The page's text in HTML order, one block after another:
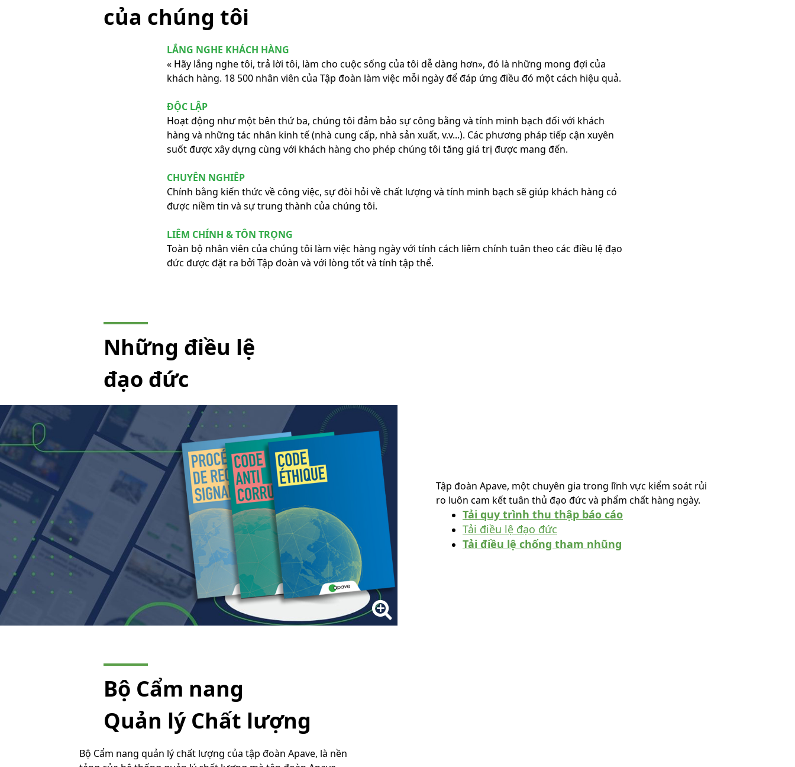
của chúng tôi
LẮNG NGHE KHÁCH HÀNG
« Hãy lắng nghe tôi, trả lời tôi, làm cho cuộc sống của tôi dễ dàng hơn», đó là những mong đợi của
khách hàng. 18 500 nhân viên của Tập đoàn làm việc mỗi ngày để đáp ứng điều đó một cách hiệu quả.
ĐỘC LẬP
Hoạt động như một bên thứ ba, chúng tôi đảm bảo sự công bằng và tính minh bạch đối với khách
hàng và những tác nhân kinh tế (nhà cung cấp, nhà sản xuất, v.v...). Các phương pháp tiếp cận xuyên
suốt được xây dựng cùng với khách hàng cho phép chúng tôi tăng giá trị được mang đến.
CHUYÊN NGHIÊP
Chính bằng kiến thức về công việc, sự đòi hỏi về chất lượng và tính minh bạch sẽ giúp khách hàng có
được niềm tin và sự trung thành của chúng tôi.
LIÊM CHÍNH & TÔN TRỌNG
Toàn bộ nhân viên của chúng tôi làm việc hàng ngày với tính cách liêm chính tuân theo các điều lệ đạo
đức được đặt ra bởi Tập đoàn và với lòng tốt và tính tập thể.
Những điều lệ
đạo đức
Tập đoàn Apave, một chuyên gia trong lĩnh vực kiểm soát rủi
ro luôn cam kết tuân thủ đạo đức và phẩm chất hàng ngày.
Tải quy trình thu thập báo cáo
Tải điều lệ đạo đức
Tải điều lệ chống tham nhũng
Bộ Cẩm nang
Quản lý Chất lượng
Bộ Cẩm nang quản lý chất lượng của tập đoàn Apave, là nền